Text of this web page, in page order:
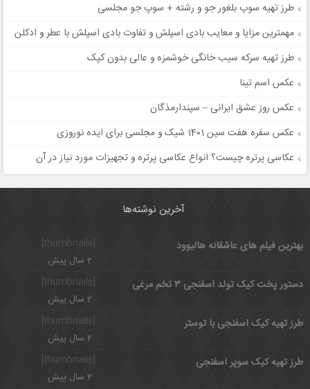
طرز تهیه سوپ بلغور جو و رشته + سوپ جو مجلسی
مهمترین مزایا و معایب بادی اسپلش و تفاوت بادی اسپلش با عطر و ادکلن
طرز تهیه سرکه سیب خانگی خوشمزه و عالی بدون کپک
عکس اسم تینا
عکس روز عشق ایرانی – سپندارمذگان
عکس سفره هفت سین 1401 شیک و مجلسی برای ایده نوروزی
عکاسی پرتره چیست؟ انواع عکاسی پرتره و تجهیزات مورد نیاز در آن
آخرین نوشته‌ها
بهترین فیلم های عاشقانه هالیوود
2 سال پیش
[thumbnails]
دستور پخت کیک تولد اسفنجی ۳ تخم مرغی
2 سال پیش
طرز تهیه کیک اسفنجی با توستر
2 سال پیش
[thumbnails]
طرز تهیه کیک سوپر اسفنجی
2 سال پیش